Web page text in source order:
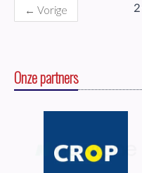
← Vorige 2
Onze partners